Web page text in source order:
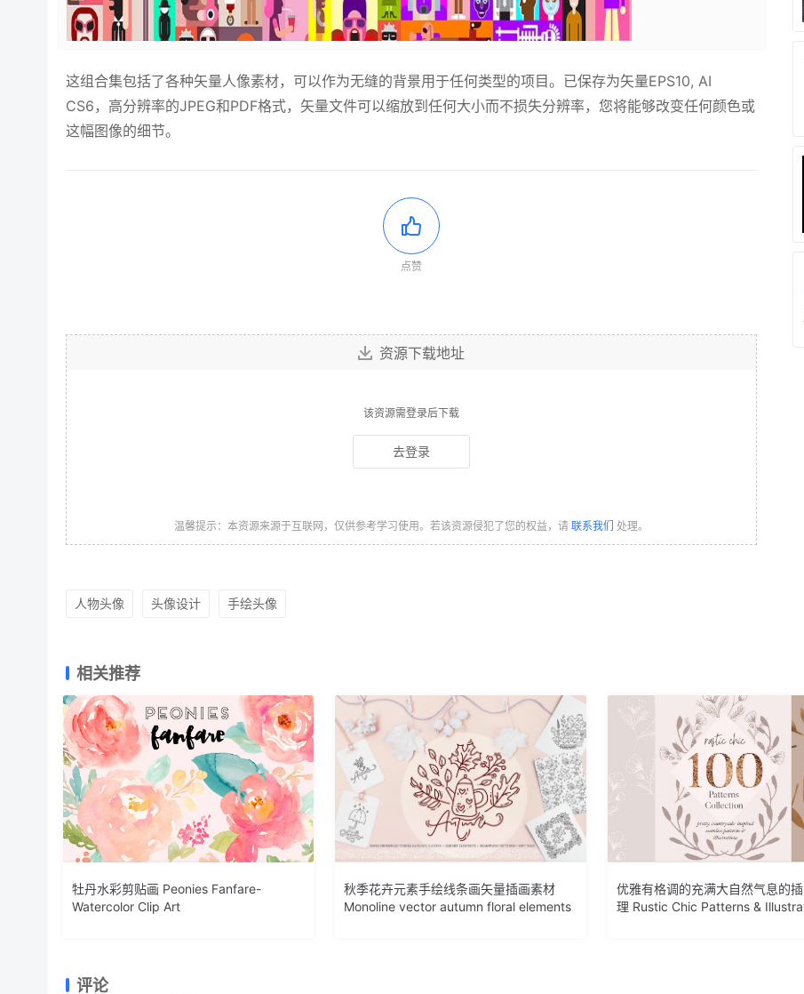
这组合集包括了各种矢量人像素材，可以作为无缝的背景用于任何类型的项目。已保存为矢量EPS10, AI
CS6，高分辨率的JPEG和PDF格式，矢量文件可以缩放到任何大小而不损失分辨率，您将能够改变任何颜色或
这幅图像的细节。
点赞
资源下载地址
该资源需登录后下载
去登录
温馨提示：本资源来源于互联网，仅供参考学习使用。若该资源侵犯了您的权益，请 联系我们 处理。
人物头像 头像设计 手绘头像
相关推荐
牡丹水彩剪贴画 Peonies Fanfare-
Watercolor Clip Art
秋季花卉元素手绘线条画矢量插画素材
Monoline vector autumn floral elements
优雅有格调的充满大自然气息的
理 Rustic Chic Patterns &
评论